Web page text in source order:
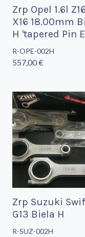
Zrp Opel 1.6l
X16 18.00mm
H 'tapered Pin
R-OPE-002H
557,00 €
Zrp Suzuki
G13 Biela H
R-SUZ-002H